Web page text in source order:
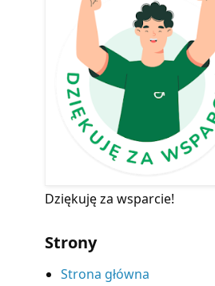
Dziękuję za wsparcie!
Strony
Strona główna